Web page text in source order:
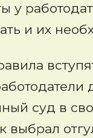
у
и их
суд в
выбрал